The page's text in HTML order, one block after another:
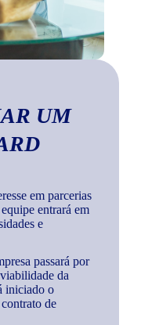
UM
em parcerias
entrará em
e
passará por
da
iniciado o
de